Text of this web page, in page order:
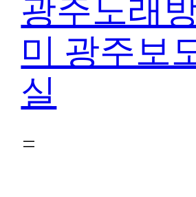
광주노래
미 광주보
실